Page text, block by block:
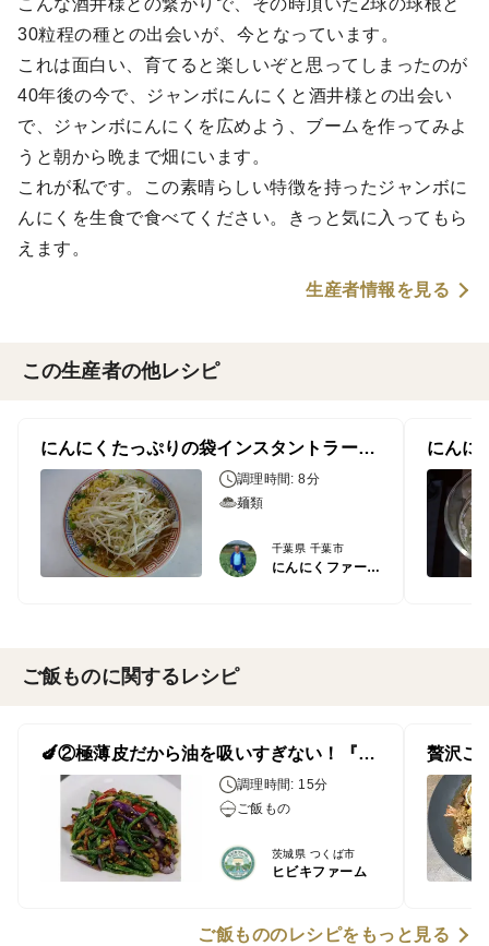
こんな酒井様との繋がりで、その時頂いた2球の球根と
30粒程の種との出会いが、今となっています。
これは面白い、育てると楽しいぞと思ってしまったのが
40年後の今で、ジャンボにんにくと酒井様との出会い
で、ジャンボにんにくを広めよう、ブームを作ってみよ
うと朝から晩まで畑にいます。
これが私です。この素晴らしい特徴を持ったジャンボに
んにくを生食で食べてください。きっと気に入ってもら
えます。
生産者情報を見る
この生産者の他レシピ
にんにくたっぷりの袋インスタントラーメン
調理時間: 8分
麺類
千葉県 千葉市
にんにくファーム
にんに
ご飯ものに関するレシピ
🍆②極薄皮だから油を吸いすぎない！『ロングインゲンと（杭茄）長なすの豚肉炒め』
調理時間: 15分
ご飯もの
茨城県 つくば市
ヒビキファーム
ご飯もののレシピをもっと見る